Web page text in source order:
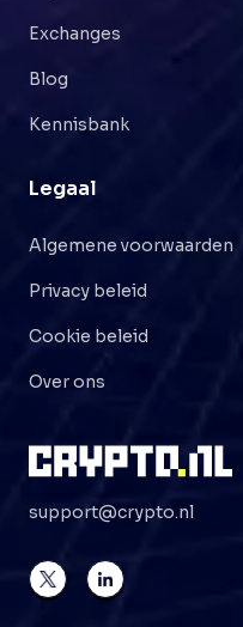
Exchanges
Blog
Kennisbank
Legaal
Algemene voorwaarden
Privacy beleid
Cookie beleid
Over ons
support@crypto.nl